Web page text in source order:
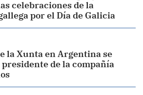
celebraciones de la
por el Día de Galicia
la Xunta en Argentina se
de la compañía